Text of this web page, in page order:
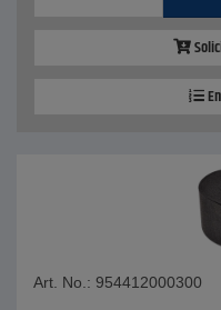
Art. No.: 954412000300